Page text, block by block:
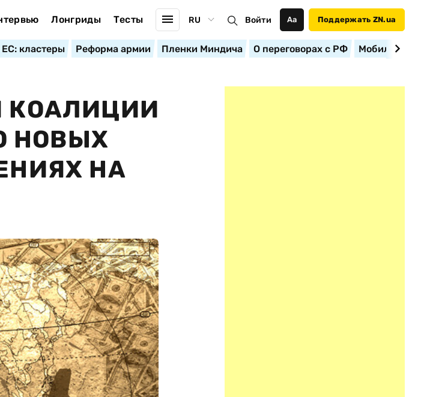
Лонгриды Тесты RU Войти Аа Поддержать ZN.ua
кластеры Реформа армии Пленки Миндича О переговорах с РФ
КОАЛИЦИИ
НОВЫХ
НА